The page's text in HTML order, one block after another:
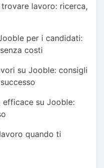
lavoro: ricerca,
per i candidati:
costi
su Jooble: consigli
su Jooble:
quando ti